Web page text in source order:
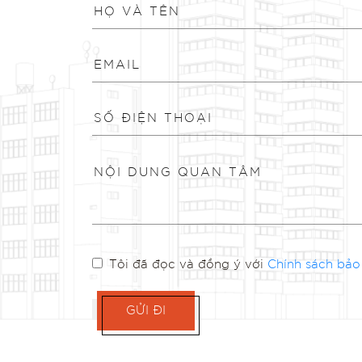
Tôi đã đọc và đồng ý với Chính sách
GỬI ĐI